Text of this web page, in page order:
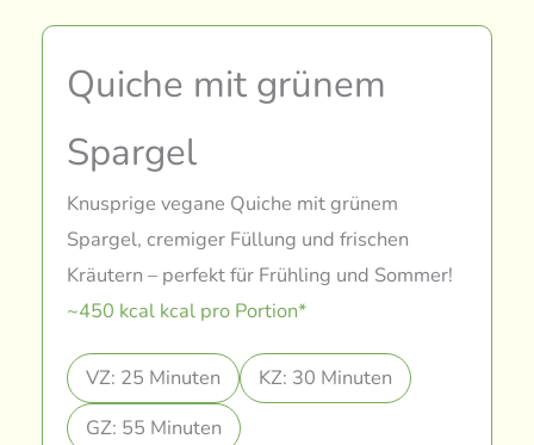
Quiche mit grünem
Spargel
Knusprige vegane Quiche mit grünem
Spargel, cremiger Füllung und frischen
Kräutern – perfekt für Frühling und Sommer!
~450 kcal kcal pro Portion*
VZ: 25 Minuten
KZ: 30 Minuten
GZ: 55 Minuten